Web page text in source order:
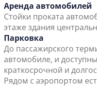
Аренда автомобилей
Стойки проката
этаже здания
Парковка
До пассажирского
автомобиле, и
краткосрочной и
Рядом с аэропортом